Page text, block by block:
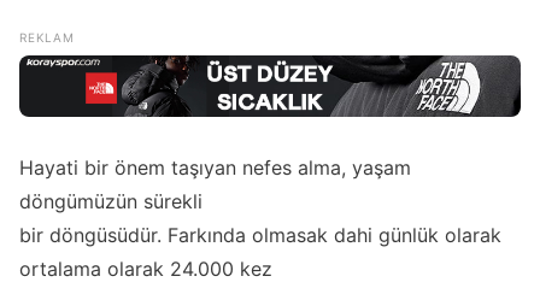
Hayati bir önem taşıyan nefes alma, yaşam
döngümüzün sürekli
bir döngüsüdür. Farkında olmasak dahi günlük olarak
ortalama olarak 24.000 kez